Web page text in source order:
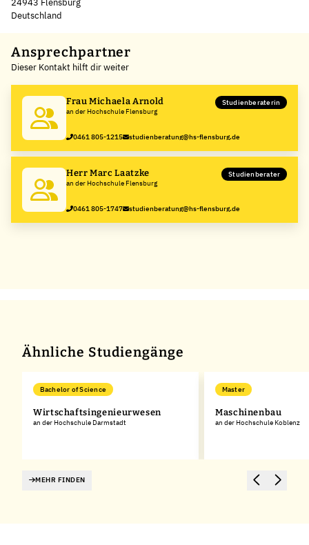
24943 Flensburg
Deutschland
+
−
Ansprechpartner
Dieser Kontakt hilft dir weiter
Frau Michaela Arnold
an der Hochschule Flensburg
Studienberaterin
0461 805-1215 studienberatung@hs-flensburg.de
Herr Marc Laatzke
an der Hochschule Flensburg
Studienberater
0461 805-1747 studienberatung@hs-flensburg.de
Ähnliche Studiengänge
Bachelor of Science
Wirtschaftsingenieurwesen
an der Hochschule Darmstadt
Master
Maschinenbau
an der Hochschule Koblenz
MEHR FINDEN